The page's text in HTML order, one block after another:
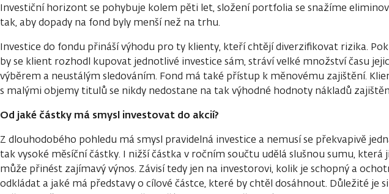
Investiční horizont se pohybuje kolem pěti let, složení portfolia se snažíme
tak, aby dopady na fond byly menší než na trhu.
Investice do fondu přináší výhodu pro ty klienty, kteří chtějí diverzifikovat rizika.
by se klient rozhodl kupovat jednotlivé investice sám, stráví velké množství času
výběrem a neustálým sledováním. Fond má také přístup k měnovému zajištění.
s malými objemy titulů se nikdy nedostane na tak výhodné hodnoty nákladů
Od jaké částky má smysl investovat do akcií?
Z dlouhodobého pohledu má smysl pravidelná investice a nemusí se překvapivě
tak vysoké měsíční částky. I nižší částka v ročním součtu udělá slušnou sumu, která
může přinést zajímavý výnos. Závisí tedy jen na investorovi, kolik je schopný a
odkládat a jaké má představy o cílové částce, které by chtěl dosáhnout. Důležité je si